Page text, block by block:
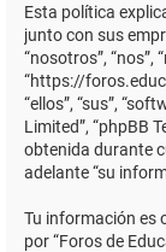
Esta política
junto con sus
“nosotros”, “nos”,
“https://
“ellos”, “sus”,
Limited”, “phpBB
obtenida durante
adelante “su
Tu información es
por “Foros de